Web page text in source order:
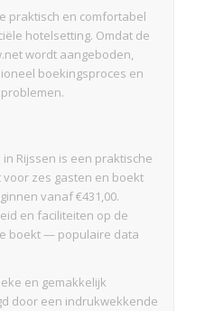
praktisch en comfortabel
hotelsetting. Omdat de
wordt aangeboden,
boekingsproces en
Rijssen is een praktische
zes gasten en boekt
vanaf €431,00.
en faciliteiten op de
boekt — populaire data
en gemakkelijk
door een indrukwekkende